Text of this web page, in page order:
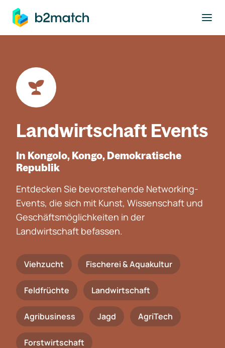
springen
Landwirtschaft Events
In Kongolo, Kongo, Demokratische
Republik
Entdecken Sie bevorstehende Networking-
Events, die sich mit Kunst, Wissenschaft und
Geschäftsmöglichkeiten in der
Landwirtschaft befassen.
Viehzucht Fischerei & Aquakultur
Feldfrüchte Landwirtschaft
Agribusiness Jagd AgriTech
Forstwirtschaft